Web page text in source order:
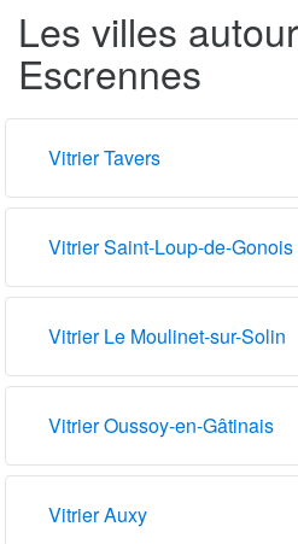
Les villes
Escrennes
Vitrier Tavers
Vitrier Saint-Loup-de-Gonois
Vitrier Le Moulinet-sur-Solin
Vitrier Oussoy-en-Gâtinais
Vitrier Auxy